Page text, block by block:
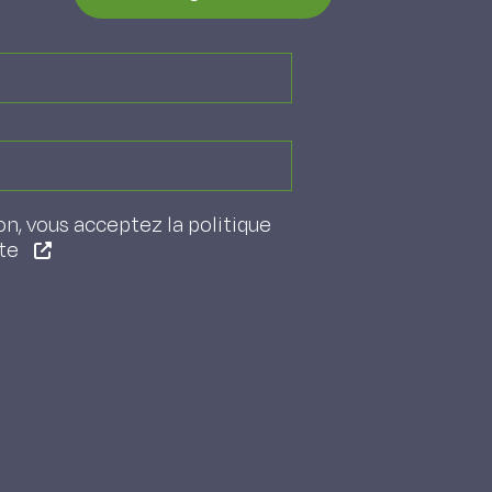
vous acceptez la politique